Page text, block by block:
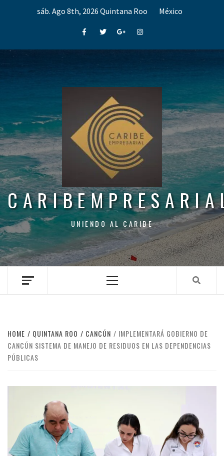
sáb. Ago 8th, 2026 Quintana Roo México
FacebookTwitterGoogle+Instagram
UNIENDO AL CARIBE
Menu
HOME QUINTANA ROO CANCÚN
IMPLEMENTARÁ GOBIERNO DE
CANCÚN SISTEMA DE MANEJO DE RESIDUOS EN LAS DEPENDENCIAS
PÚBLICAS